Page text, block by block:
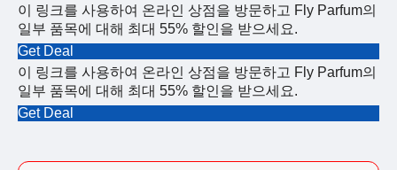
이 링크를 사용하여 온라인 상점을 방문하고 Fly Parfum의
일부 품목에 대해 최대 55% 할인을 받으세요.
Get Deal
이 링크를 사용하여 온라인 상점을 방문하고 Fly Parfum의
일부 품목에 대해 최대 55% 할인을 받으세요.
Get Deal